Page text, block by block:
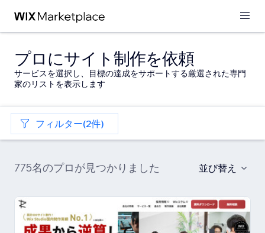
プロにサイト制作を依頼
サービスを選択し、目標の達成をサポートする厳選された専門
家のリストを表示します
フィルター(2件)
775名のプロが見つかりました 並び替え